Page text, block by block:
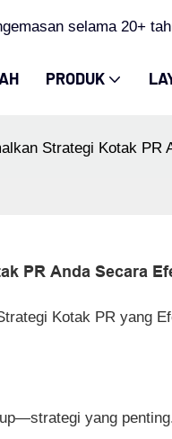
selama 20+
PRODUK
Strategi Kotak PR
PR Anda Secara
Kotak PR yang
yang